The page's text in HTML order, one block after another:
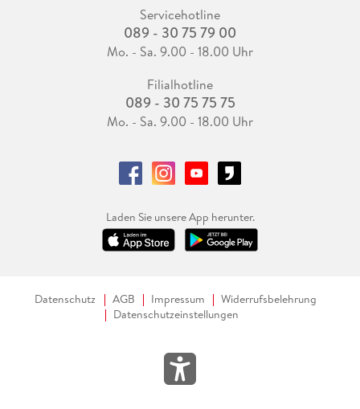
Servicehotline
089 - 30 75 79 00
Mo. - Sa. 9.00 - 18.00 Uhr
Filialhotline
089 - 30 75 75 75
Mo. - Sa. 9.00 - 18.00 Uhr
Laden Sie unsere App herunter.
Datenschutz AGB Impressum
Widerrufsbelehrung
Datenschutzeinstellungen